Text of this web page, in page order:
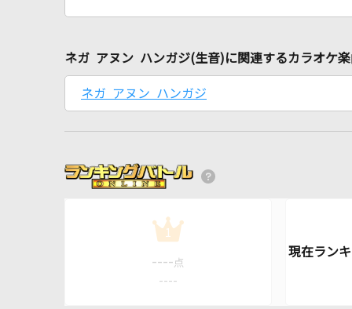
ネガ アヌン ハンガジ(生音)に関連するカラオケ
ネガ アヌン ハンガジ
1
---- 点
----